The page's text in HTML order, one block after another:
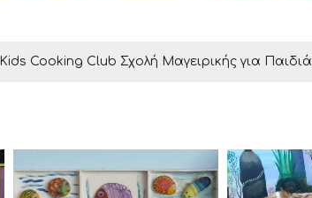
Kids Cooking Club Σχολή Μαγειρικής για Παιδιά